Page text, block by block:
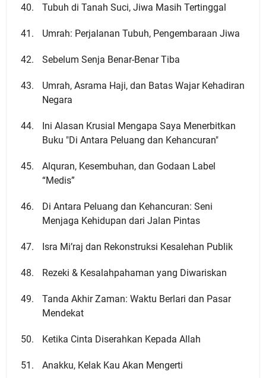
Tubuh di Tanah Suci, Jiwa Masih Tertinggal
Umrah: Perjalanan Tubuh, Pengembaraan Jiwa
Sebelum Senja Benar-Benar Tiba
Umrah, Asrama Haji, dan Batas Wajar Kehadiran
Negara
Ini Alasan Krusial Mengapa Saya Menerbitkan
Buku "Di Antara Peluang dan Kehancuran"
Alquran, Kesembuhan, dan Godaan Label
“Medis”
Di Antara Peluang dan Kehancuran: Seni
Menjaga Kehidupan dari Jalan Pintas
Isra Mi’raj dan Rekonstruksi Kesalehan Publik
Rezeki & Kesalahpahaman yang Diwariskan
Tanda Akhir Zaman: Waktu Berlari dan Pasar
Mendekat
Ketika Cinta Diserahkan Kepada Allah
Anakku, Kelak Kau Akan Mengerti